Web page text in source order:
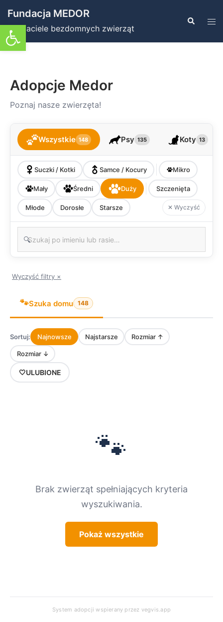
Otwórz pasek narzędzi
do
treści
Fundacja MEDOR
Przyjaciele bezdomnych zwierząt
Szukaj
Adopcje Medor
Poznaj nasze zwierzęta!
Wszystkie 148 Psy 135 Koty 13
Suczki / Kotki Samce / Kocury Mikro
Mały Średni Duży Szczenięta
Młode Dorosłe Starsze ✕ Wyczyść
🔍
Wyczyść filtry ×
🐾Szuka domu 148
Sortuj: Najnowsze Najstarsze Rozmiar ↑
Rozmiar ↓
🤍ULUBIONE
🐾
Brak zwierząt spełniających kryteria
wyszukiwania.
Pokaż wszystkie
System adopcji wspierany przez vegvis.app